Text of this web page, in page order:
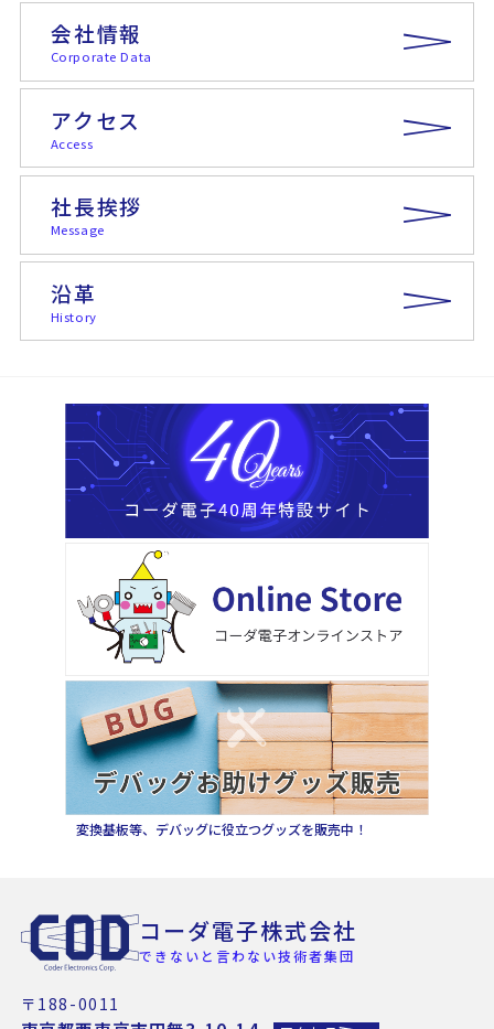
会社情報
Corporate Data
アクセス
Access
社長挨拶
Message
沿革
History
変換基板等、デバッグに役立つグッズを販売中！
コーダ電子株式会社
できないと言わない技術者集団
〒188-0011